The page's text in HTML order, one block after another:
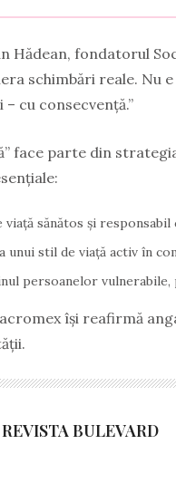
Hădean, fondatorul
schimbări reale. Nu
cu consecvență.”
face parte din
sănătos și
unui stil de viață activ în
persoanelor
își reafirmă
REVISTA BULEVARD